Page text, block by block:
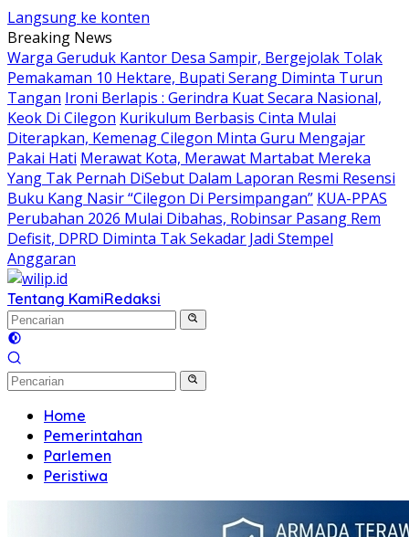
Langsung ke konten
Breaking News
Warga Geruduk Kantor Desa Sampir, Bergejolak Tolak
Pemakaman 10 Hektare, Bupati Serang Diminta Turun
Tangan Ironi Berlapis : Gerindra Kuat Secara Nasional,
Keok Di Cilegon Kurikulum Berbasis Cinta Mulai
Diterapkan, Kemenag Cilegon Minta Guru Mengajar
Pakai Hati Merawat Kota, Merawat Martabat Mereka
Yang Tak Pernah DiSebut Dalam Laporan Resmi Resensi
Buku Kang Nasir “Cilegon Di Persimpangan” KUA-PPAS
Perubahan 2026 Mulai Dibahas, Robinsar Pasang Rem
Defisit, DPRD Diminta Tak Sekadar Jadi Stempel
Anggaran
Tentang KamiRedaksi
Home
Pemerintahan
Parlemen
Peristiwa